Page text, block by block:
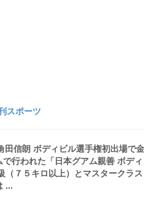
スポーツ
信朗 ボディビル選手権初出場で
行われた「日本グアム親善 ボディ
７５キロ以上）とマスタークラ
...